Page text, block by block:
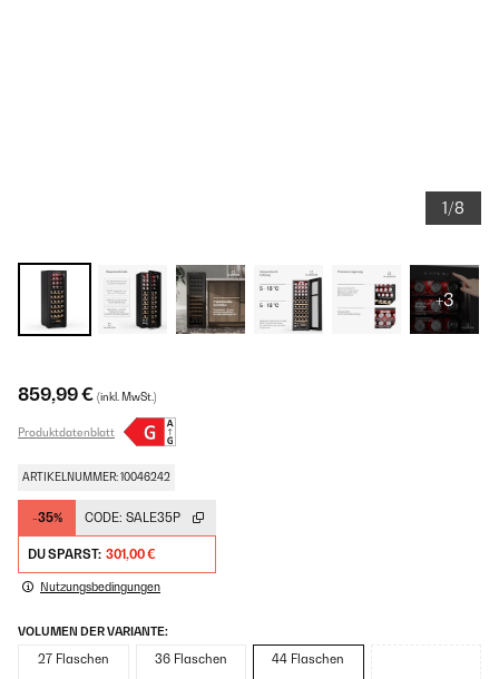
1/8
+3
859,99 € (inkl. MwSt.)
Produktdatenblatt
ARTIKELNUMMER: 10046242
-35% CODE: SALE35P
DU SPARST: 301,00 €
Nutzungsbedingungen
VOLUMEN DER VARIANTE:
27 Flaschen 36 Flaschen 44 Flaschen